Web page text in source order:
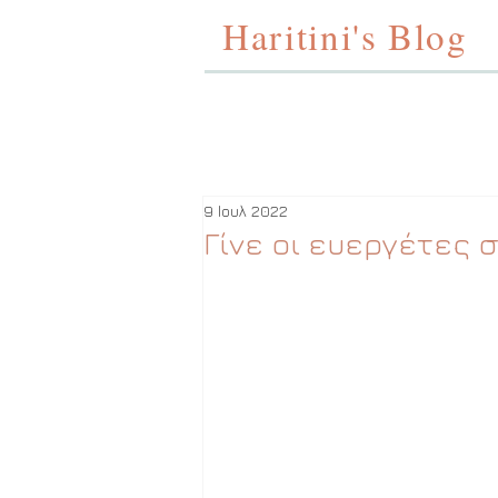
Haritini's Blog
Γίνε οι ευεργέτες
9 Ιουλ 2022